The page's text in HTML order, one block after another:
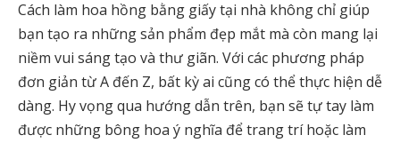
Cách làm hoa hồng bằng giấy tại nhà không chỉ giúp
bạn tạo ra những sản phẩm đẹp mắt mà còn mang lại
niềm vui sáng tạo và thư giãn. Với các phương pháp
đơn giản từ A đến Z, bất kỳ ai cũng có thể thực hiện dễ
dàng. Hy vọng qua hướng dẫn trên, bạn sẽ tự tay làm
được những bông hoa ý nghĩa để trang trí hoặc làm